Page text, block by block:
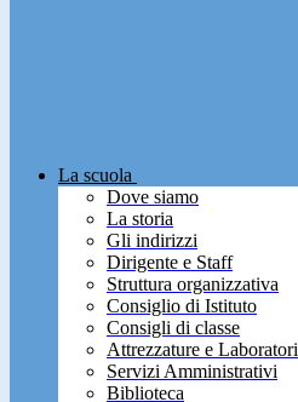
La scuola
Dove siamo
La storia
Gli indirizzi
Dirigente e Staff
Struttura organizzativa
Consiglio di Istituto
Consigli di classe
Attrezzature e Laboratori
Servizi Amministrativi
Biblioteca